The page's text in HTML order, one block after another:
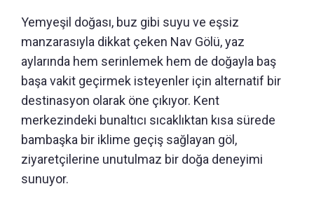
Yemyeşil doğası, buz gibi suyu ve eşsiz
manzarasıyla dikkat çeken Nav Gölü, yaz
aylarında hem serinlemek hem de doğayla baş
başa vakit geçirmek isteyenler için alternatif bir
destinasyon olarak öne çıkıyor. Kent
merkezindeki bunaltıcı sıcaklıktan kısa sürede
bambaşka bir iklime geçiş sağlayan göl,
ziyaretçilerine unutulmaz bir doğa deneyimi
sunuyor.